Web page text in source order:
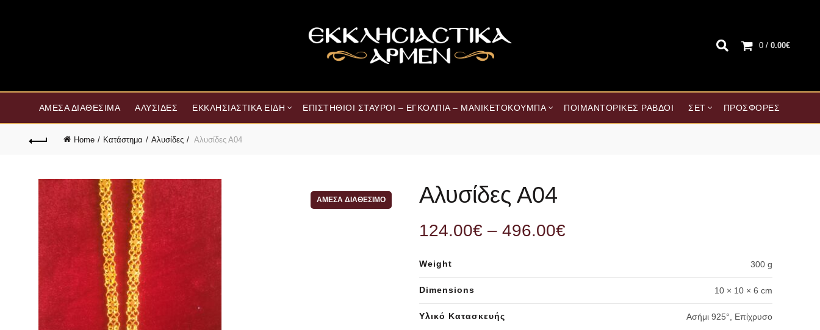
0 / 0.00€
ΆΜΕΣΑ ΔΙΑΘΈΣΙΜΑ ΑΛΥΣΊΔΕΣ ΕΚΚΛΗΣΙΑΣΤΙΚΆ ΕΊΔΗ ΕΠΙΣΤΉΘΙΟΙ ΣΤΑΥΡΟΊ – ΕΓΚΌΛΠΙΑ – ΜΑΝΙΚΕΤΌΚΟΥΜΠΑ ΠΟΙΜΑΝΤΟΡΙΚΈΣ ΡΆΒΔΟΙ ΣΕΤ ΠΡΟΣΦΟΡΈΣ
Home Κατάστημα Αλυσίδες Αλυσίδες Α04
ΆΜΕΣΑ ΔΙΑΘΈΣΙΜΟ Αλυσίδες Α04
124.00€ – 496.00€
Weight 300 g
Dimensions 10 × 10 × 6 cm
Υλικό Κατασκευής Ασήμι 925°, Επίχρυσο